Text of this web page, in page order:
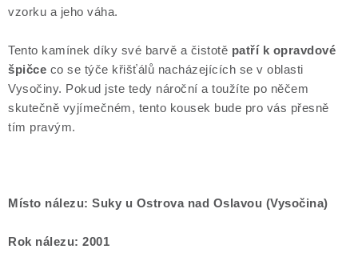
vzorku a jeho váha.
Tento kamínek díky své barvě a čistotě patří k opravdové
špičce co se týče křišťálů nacházejících se v oblasti
Vysočiny. Pokud jste tedy nároční a toužíte po něčem
skutečně vyjímečném, tento kousek bude pro vás přesně
tím pravým.
Místo nálezu: Suky u Ostrova nad Oslavou (Vysočina)
Rok nálezu: 2001